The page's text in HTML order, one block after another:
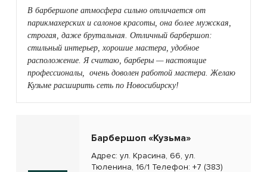
В барбершопе атмосфера сильно отличается от
парикмахерских и салонов красоты, она более мужская,
строгая, даже брутальная. Отличный барбершоп:
стильный интерьер, хорошие мастера, удобное
расположение. Я считаю, барберы — настоящие
профессионалы, очень доволен работой мастера. Желаю
Кузьме расширить сеть по Новосибирску!
Барбершоп «Кузьма»
Адрес: ул. Красина, 66, ул.
Тюленина, 16/1 Телефон: +7 (383)